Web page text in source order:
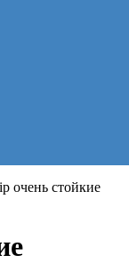
очень стойкие